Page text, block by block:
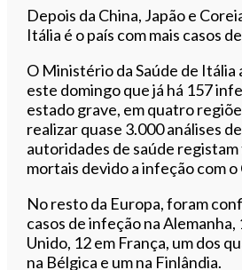
Depois da China, Japão e
Itália é o país com mais casos
O Ministério da Saúde de Itália
este domingo que já há 157
estado grave, em quatro
realizar quase 3.000 análises
autoridades de saúde
mortais devido a infeção com o
No resto da Europa, foram
casos de infeção na Alemanha,
Unido, 12 em França, um dos
na Bélgica e um na Finlândia.